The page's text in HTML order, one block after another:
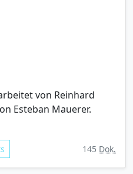
von Reinhard
Esteban Mauerer.
145 Dok.